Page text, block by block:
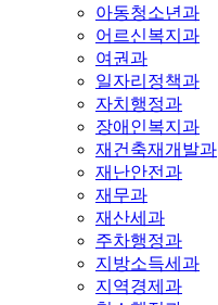
아동청소년과
어르신복지과
여권과
일자리정책과
자치행정과
장애인복지과
재건축재개발과
재난안전과
재무과
재산세과
주차행정과
지방소득세과
지역경제과